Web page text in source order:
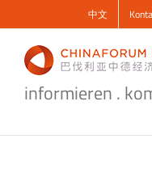
Inhalt
springen
中文
informieren .